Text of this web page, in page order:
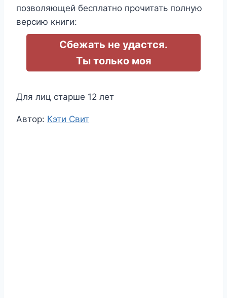
позволяющей бесплатно прочитать полную
версию книги:
Сбежать не удастся.
Ты только моя
Для лиц старше 12 лет
Метки
Автор: Кэти Свит